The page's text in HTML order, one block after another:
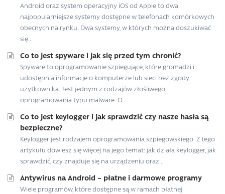
Android oraz system operacyjny iOS od Apple to dwa
najpopularniejsze systemy dostępne w telefonach komórkowych
obecnych na rynku. Dwa systemy, w których można doszukiwać
się...
Co to jest spyware i jak się przed tym chronić?
Spyware to oprogramowanie szpiegujące, które gromadzi i
udostępnia informacje o komputerze lub sieci bez zgody
użytkownika. Jest jednym z rodzajów złośliwego
oprogramowania typu malware. O...
Co to jest keylogger i jak sprawdzić czy nasze hasła są
bezpieczne?
Keylogger jest rodzajem oprogramowania szpiegowskiego. Z tego
artykułu dowiesz się więcej na jego temat: jak działa keylogger, jak
sprawdzić, czy znajduje się na urządzeniu oraz...
Antywirus na Android – płatne i darmowe programy
Wiele programów, które dostępne są w ramach płatnej